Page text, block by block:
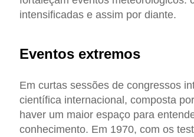
intensificadas e assim por diante.
Eventos extremos
Em curtas sessões de congressos
científica internacional, composta
haver um maior espaço para
conhecimento. Em 1970, com os